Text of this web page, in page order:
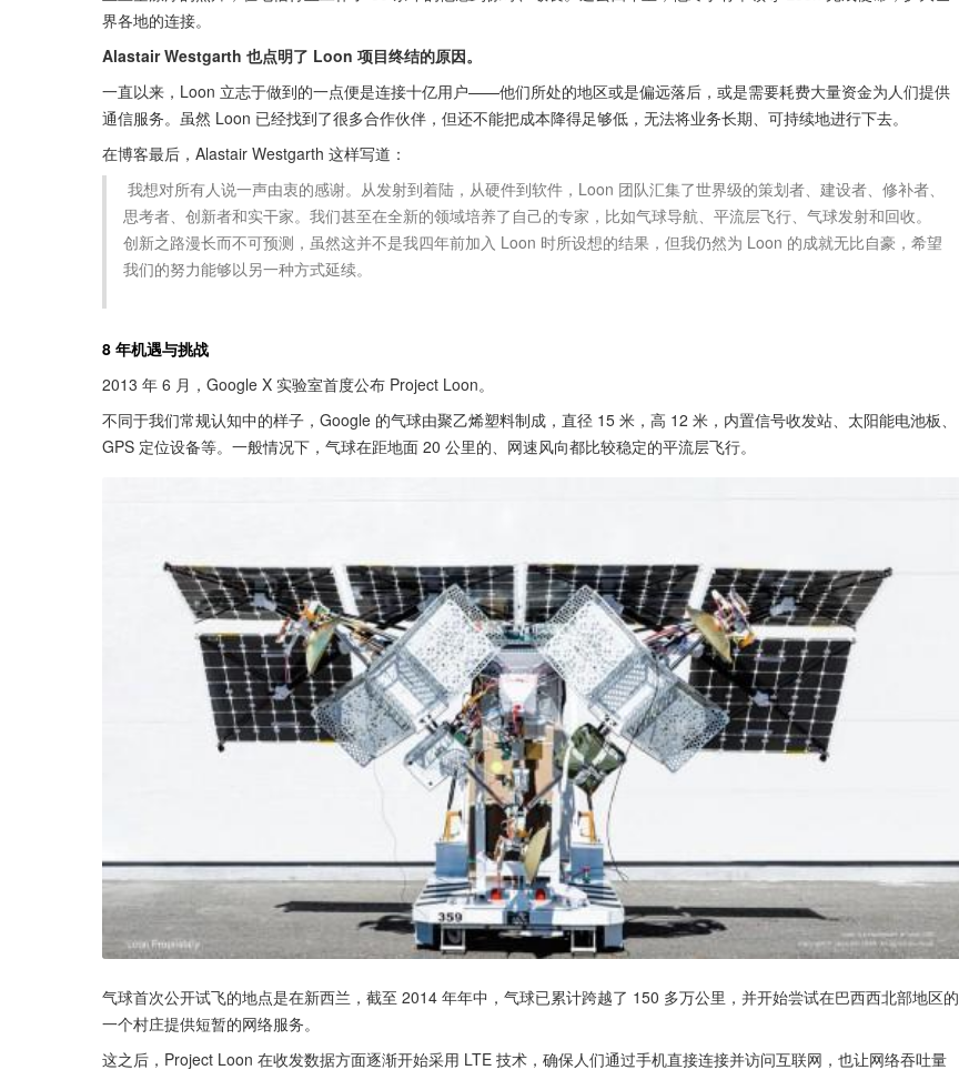
界各地的连接。
Alastair Westgarth 也点明了 Loon 项目终结的原因。
一直以来，Loon 立志于做到的一点便是连接十亿用户——他们所处的地区或是偏远落后，或是需要耗费大量资金为人们提供
通信服务。虽然 Loon 已经找到了很多合作伙伴，但还不能把成本降得足够低，无法将业务长期、可持续地进行下去。
在博客最后，Alastair Westgarth 这样写道：
思考者、创新者和实干家。我们甚至在全新的领域培养了自己的专家，比如气球导航、平流层飞行、气球发射和回收。
创新之路漫长而不可预测，虽然这并不是我四年前加入 Loon 时所设想的结果，但我仍然为 Loon 的成就无比自豪，希望
我们的努力能够以另一种方式延续。
8 年机遇与挑战
2013 年 6 月，Google X 实验室首度公布 Project Loon。
不同于我们常规认知中的样子，Google 的气球由聚乙烯塑料制成，直径 15 米，高 12 米，内置信号收发站、太阳能电池板、
GPS 定位设备等。一般情况下，气球在距地面 20 公里的、网速风向都比较稳定的平流层飞行。
气球首次公开试飞的地点是在新西兰，截至 2014 年年中，气球已累计跨越了 150 多万公里，并开始尝试在巴西西北部地区的
一个村庄提供短暂的网络服务。
这之后，Project Loon 在收发数据方面逐渐开始采用 LTE 技术，确保人们通过手机直接连接并访问互联网，也让网络吞吐量